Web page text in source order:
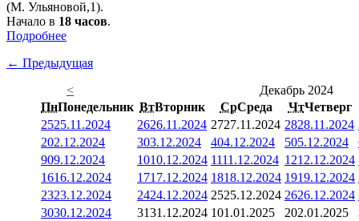
(М. Ульяновой,1).
Начало в 18 часов.
Подробнее
← Предыдущая
<
Декабрь 2024
ПнПонедельник ВтВторник СрСреда ЧтЧетверг
2525.11.2024 2626.11.2024 2727.11.2024 2828.11.2024
202.12.2024 303.12.2024 404.12.2024 505.12.2024
909.12.2024 1010.12.2024 1111.12.2024 1212.12.2024
1616.12.2024 1717.12.2024 1818.12.2024 1919.12.2024
2323.12.2024 2424.12.2024 2525.12.2024 2626.12.2024
3030.12.2024 3131.12.2024 101.01.2025 202.01.2025